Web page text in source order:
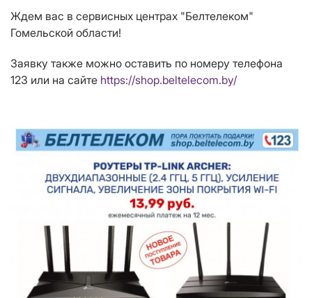
Ждем вас в сервисных центрах "Белтелеком"
Гомельской области!
Заявку также можно оставить по номеру телефона
123 или на сайте https://shop.beltelecom.by/